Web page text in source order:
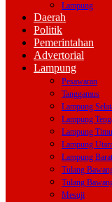
Lampung
Daerah
Politik
Pemerintahan
Advertorial
Lampung
Pesawaran
Tanggamus
Lampung
Lampung
Lampung
Lampung
Lampung Barat
Tulang
Tulang
Mesuji